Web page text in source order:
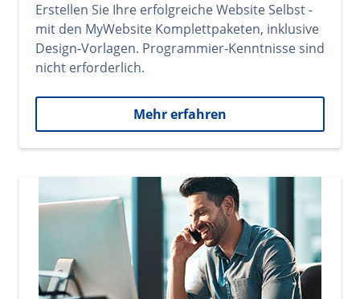
Erstellen Sie Ihre erfolgreiche Website Selbst -
mit den MyWebsite Komplettpaketen, inklusive
Design-Vorlagen. Programmier-Kenntnisse sind
nicht erforderlich.
Mehr erfahren